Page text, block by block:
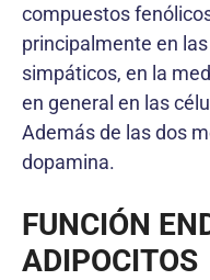
compuestos
principalmente en
simpáticos, en la
en general en las
Además de las dos
dopamina.
FUNCIÓN
ADIPOCITOS